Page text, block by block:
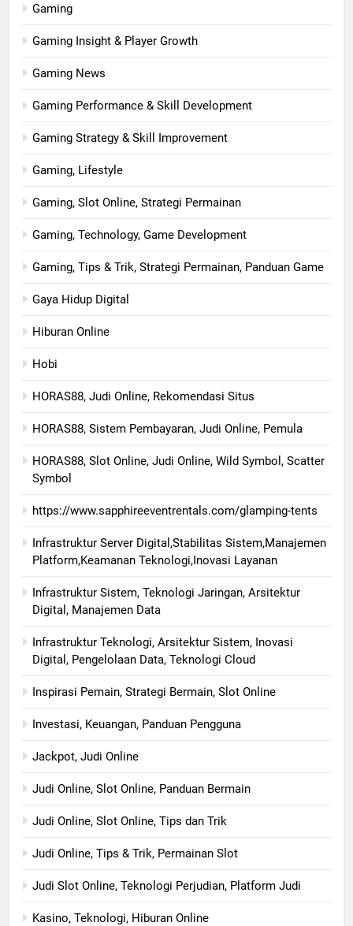
Gaming
Gaming Insight & Player Growth
Gaming News
Gaming Performance & Skill Development
Gaming Strategy & Skill Improvement
Gaming, Lifestyle
Gaming, Slot Online, Strategi Permainan
Gaming, Technology, Game Development
Gaming, Tips & Trik, Strategi Permainan, Panduan Game
Gaya Hidup Digital
Hiburan Online
Hobi
HORAS88, Judi Online, Rekomendasi Situs
HORAS88, Sistem Pembayaran, Judi Online, Pemula
HORAS88, Slot Online, Judi Online, Wild Symbol, Scatter
Symbol
https://www.sapphireeventrentals.com/glamping-tents
Infrastruktur Server Digital,Stabilitas Sistem,Manajemen
Platform,Keamanan Teknologi,Inovasi Layanan
Infrastruktur Sistem, Teknologi Jaringan, Arsitektur
Digital, Manajemen Data
Infrastruktur Teknologi, Arsitektur Sistem, Inovasi
Digital, Pengelolaan Data, Teknologi Cloud
Inspirasi Pemain, Strategi Bermain, Slot Online
Investasi, Keuangan, Panduan Pengguna
Jackpot, Judi Online
Judi Online, Slot Online, Panduan Bermain
Judi Online, Slot Online, Tips dan Trik
Judi Online, Tips & Trik, Permainan Slot
Judi Slot Online, Teknologi Perjudian, Platform Judi
Kasino, Teknologi, Hiburan Online